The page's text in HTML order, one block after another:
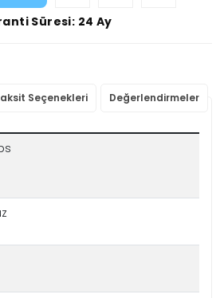
Süresi: 24 Ay
Seçenekleri Değerlendirmeler